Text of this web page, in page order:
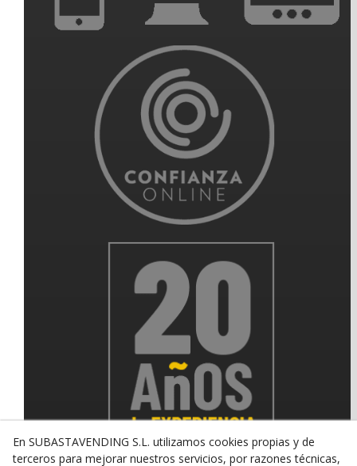
En SUBASTAVENDING S.L. utilizamos cookies propias y de
terceros para mejorar nuestros servicios, por razones técnicas,